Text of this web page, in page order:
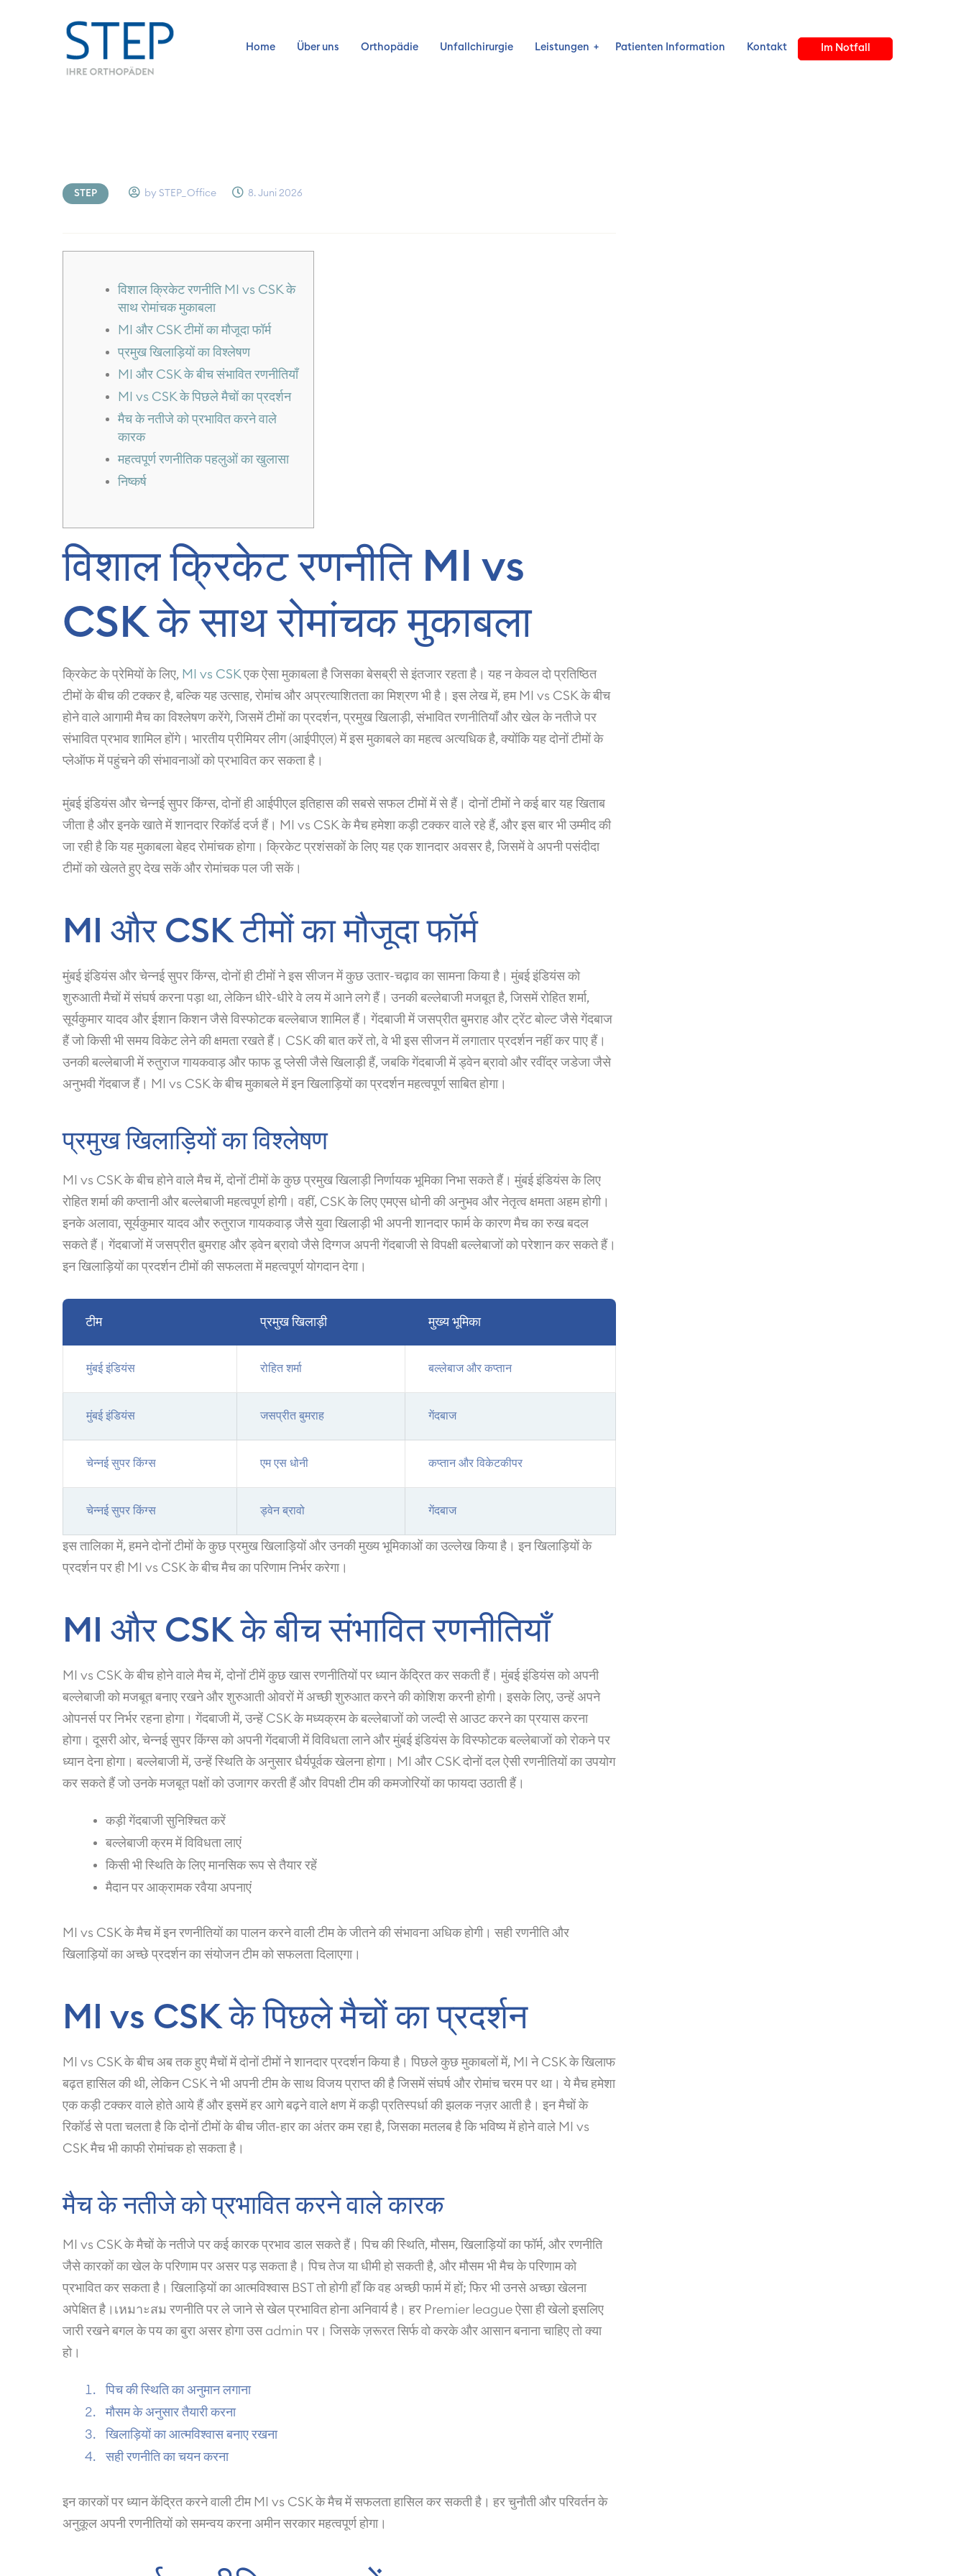
Home Über uns Orthopädie Unfallchirurgie Leistungen Patienten Information Kontakt Im Notfall
STEP by STEP_Office 8. Juni 2026
विशाल क्रिकेट रणनीति MI vs CSK के
साथ रोमांचक मुकाबला
MI और CSK टीमों का मौजूदा फॉर्म
प्रमुख खिलाड़ियों का विश्लेषण
MI और CSK के बीच संभावित रणनीतियाँ
MI vs CSK के पिछले मैचों का प्रदर्शन
मैच के नतीजे को प्रभावित करने वाले
कारक
महत्वपूर्ण रणनीतिक पहलुओं का खुलासा
निष्कर्ष
विशाल क्रिकेट रणनीति MI vs
CSK के साथ रोमांचक मुकाबला
क्रिकेट के प्रेमियों के लिए, MI vs CSKएक ऐसा मुकाबला है जिसका बेसब्री से इंतजार रहता है। यह न केवल दो प्रतिष्ठित
टीमों के बीच की टक्कर है, बल्कि यह उत्साह, रोमांच और अप्रत्याशितता का मिश्रण भी है। इस लेख में, हम MI vs CSK के बीच
होने वाले आगामी मैच का विश्लेषण करेंगे, जिसमें टीमों का प्रदर्शन, प्रमुख खिलाड़ी, संभावित रणनीतियाँ और खेल के नतीजे पर
संभावित प्रभाव शामिल होंगे। भारतीय प्रीमियर लीग (आईपीएल) में इस मुकाबले का महत्व अत्यधिक है, क्योंकि यह दोनों टीमों के
प्लेऑफ में पहुंचने की संभावनाओं को प्रभावित कर सकता है।
मुंबई इंडियंस और चेन्नई सुपर किंग्स, दोनों ही आईपीएल इतिहास की सबसे सफल टीमों में से हैं। दोनों टीमों ने कई बार यह खिताब
जीता है और इनके खाते में शानदार रिकॉर्ड दर्ज हैं। MI vs CSK के मैच हमेशा कड़ी टक्कर वाले रहे हैं, और इस बार भी उम्मीद की
जा रही है कि यह मुकाबला बेहद रोमांचक होगा। क्रिकेट प्रशंसकों के लिए यह एक शानदार अवसर है, जिसमें वे अपनी पसंदीदा
टीमों को खेलते हुए देख सकें और रोमांचक पल जी सकें।
MI और CSK टीमों का मौजूदा फॉर्म
मुंबई इंडियंस और चेन्नई सुपर किंग्स, दोनों ही टीमों ने इस सीजन में कुछ उतार-चढ़ाव का सामना किया है। मुंबई इंडियंस को
शुरुआती मैचों में संघर्ष करना पड़ा था, लेकिन धीरे-धीरे वे लय में आने लगे हैं। उनकी बल्लेबाजी मजबूत है, जिसमें रोहित शर्मा,
सूर्यकुमार यादव और ईशान किशन जैसे विस्फोटक बल्लेबाज शामिल हैं। गेंदबाजी में जसप्रीत बुमराह और ट्रेंट बोल्ट जैसे गेंदबाज
हैं जो किसी भी समय विकेट लेने की क्षमता रखते हैं। CSK की बात करें तो, वे भी इस सीजन में लगातार प्रदर्शन नहीं कर पाए हैं।
उनकी बल्लेबाजी में रुतुराज गायकवाड़ और फाफ डू प्लेसी जैसे खिलाड़ी हैं, जबकि गेंदबाजी में ड्वेन ब्रावो और रवींद्र जडेजा जैसे
अनुभवी गेंदबाज हैं। MI vs CSK के बीच मुकाबले में इन खिलाड़ियों का प्रदर्शन महत्वपूर्ण साबित होगा।
प्रमुख खिलाड़ियों का विश्लेषण
MI vs CSK के बीच होने वाले मैच में, दोनों टीमों के कुछ प्रमुख खिलाड़ी निर्णायक भूमिका निभा सकते हैं। मुंबई इंडियंस के लिए
रोहित शर्मा की कप्तानी और बल्लेबाजी महत्वपूर्ण होगी। वहीं, CSK के लिए एमएस धोनी की अनुभव और नेतृत्व क्षमता अहम होगी।
इनके अलावा, सूर्यकुमार यादव और रुतुराज गायकवाड़ जैसे युवा खिलाड़ी भी अपनी शानदार फार्म के कारण मैच का रुख बदल
सकते हैं। गेंदबाजों में जसप्रीत बुमराह और ड्वेन ब्रावो जैसे दिग्गज अपनी गेंदबाजी से विपक्षी बल्लेबाजों को परेशान कर सकते हैं।
इन खिलाड़ियों का प्रदर्शन टीमों की सफलता में महत्वपूर्ण योगदान देगा।
टीम प्रमुख खिलाड़ी मुख्य भूमिका
मुंबई इंडियंस रोहित शर्मा बल्लेबाज और कप्तान
मुंबई इंडियंस जसप्रीत बुमराह गेंदबाज
चेन्नई सुपर किंग्स एम एस धोनी कप्तान और विकेटकीपर
चेन्नई सुपर किंग्स ड्वेन ब्रावो गेंदबाज
इस तालिका में, हमने दोनों टीमों के कुछ प्रमुख खिलाड़ियों और उनकी मुख्य भूमिकाओं का उल्लेख किया है। इन खिलाड़ियों के
प्रदर्शन पर ही MI vs CSK के बीच मैच का परिणाम निर्भर करेगा।
MI और CSK के बीच संभावित रणनीतियाँ
MI vs CSK के बीच होने वाले मैच में, दोनों टीमें कुछ खास रणनीतियों पर ध्यान केंद्रित कर सकती हैं। मुंबई इंडियंस को अपनी
बल्लेबाजी को मजबूत बनाए रखने और शुरुआती ओवरों में अच्छी शुरुआत करने की कोशिश करनी होगी। इसके लिए, उन्हें अपने
ओपनर्स पर निर्भर रहना होगा। गेंदबाजी में, उन्हें CSK के मध्यक्रम के बल्लेबाजों को जल्दी से आउट करने का प्रयास करना
होगा। दूसरी ओर, चेन्नई सुपर किंग्स को अपनी गेंदबाजी में विविधता लाने और मुंबई इंडियंस के विस्फोटक बल्लेबाजों को रोकने पर
ध्यान देना होगा। बल्लेबाजी में, उन्हें स्थिति के अनुसार धैर्यपूर्वक खेलना होगा। MI और CSK दोनों दल ऐसी रणनीतियों का उपयोग
कर सकते हैं जो उनके मजबूत पक्षों को उजागर करती हैं और विपक्षी टीम की कमजोरियों का फायदा उठाती हैं।
कड़ी गेंदबाजी सुनिश्चित करें
बल्लेबाजी क्रम में विविधता लाएं
किसी भी स्थिति के लिए मानसिक रूप से तैयार रहें
मैदान पर आक्रामक रवैया अपनाएं
MI vs CSK के मैच में इन रणनीतियों का पालन करने वाली टीम के जीतने की संभावना अधिक होगी। सही रणनीति और
खिलाड़ियों का अच्छे प्रदर्शन का संयोजन टीम को सफलता दिलाएगा।
MI vs CSK के पिछले मैचों का प्रदर्शन
MI vs CSK के बीच अब तक हुए मैचों में दोनों टीमों ने शानदार प्रदर्शन किया है। पिछले कुछ मुकाबलों में, MI ने CSK के खिलाफ
बढ़त हासिल की थी, लेकिन CSK ने भी अपनी टीम के साथ विजय प्राप्त की है जिसमें संघर्ष और रोमांच चरम पर था। ये मैच हमेशा
एक कड़ी टक्कर वाले होते आये हैं और इसमें हर आगे बढ़ने वाले क्षण में कड़ी प्रतिस्पर्धा की झलक नज़र आती है। इन मैचों के
रिकॉर्ड से पता चलता है कि दोनों टीमों के बीच जीत-हार का अंतर कम रहा है, जिसका मतलब है कि भविष्य में होने वाले MI vs
CSK मैच भी काफी रोमांचक हो सकता है।
मैच के नतीजे को प्रभावित करने वाले कारक
MI vs CSK के मैचों के नतीजे पर कई कारक प्रभाव डाल सकते हैं। पिच की स्थिति, मौसम, खिलाड़ियों का फॉर्म, और रणनीति
जैसे कारकों का खेल के परिणाम पर असर पड़ सकता है। पिच तेज या धीमी हो सकती है, और मौसम भी मैच के परिणाम को
प्रभावित कर सकता है। खिलाड़ियों का आत्मविश्वास BST तो होगी हाँ कि वह अच्छी फार्म में हों; फिर भी उनसे अच्छा खेलना
अपेक्षित है।เหมาะสม रणनीति पर ले जाने से खेल प्रभावित होना अनिवार्य है। हर Premier league ऐसा ही खेलो इसलिए
जारी रखने बगल के पय का बुरा असर होगा उस admin पर। जिसके ज़रूरत सिर्फ वो करके और आसान बनाना चाहिए तो क्या
हो।
पिच की स्थिति का अनुमान लगाना
मौसम के अनुसार तैयारी करना
खिलाड़ियों का आत्मविश्वास बनाए रखना
सही रणनीति का चयन करना
इन कारकों पर ध्यान केंद्रित करने वाली टीम MI vs CSK के मैच में सफलता हासिल कर सकती है। हर चुनौती और परिवर्तन के
अनुकूल अपनी रणनीतियों को समन्वय करना अमीन सरकार महत्वपूर्ण होगा।